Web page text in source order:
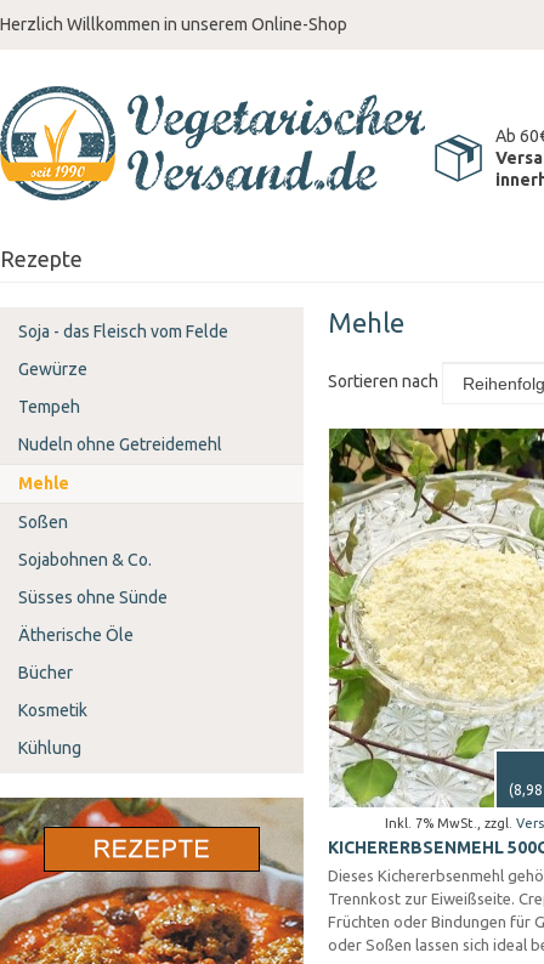
Herzlich Willkommen in unserem Online-Shop
Ab
Rezepte
Mehle
Sortieren nach
Inkl. 7% MwSt. zzgl.
(
KICHERERBSENMEHL
Dieses Kichererbsenmehl
Trennkost zur Eiweißseite.
Früchten oder Bindungen für
oder Soßen lassen sich ideal
Soja - das Fleisch vom Felde
Gewürze
Tempeh
Nudeln ohne Getreidemehl
Mehle
Soßen
Sojabohnen & Co.
Süsses ohne Sünde
Ätherische Öle
Bücher
Kosmetik
Kühlung